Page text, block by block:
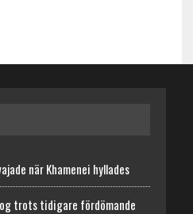
när Khamenei hyllades
trots tidigare fördömande